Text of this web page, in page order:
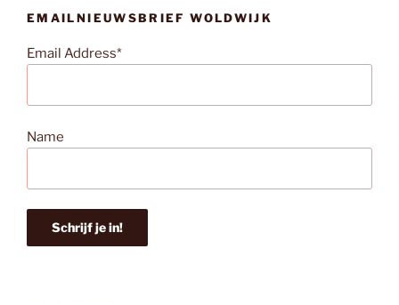
i
h
t
EMAILNIEUWSBRIEF WOLDWIJK
Email Address*
Name